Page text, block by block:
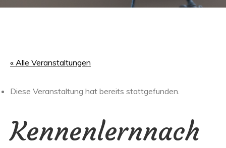
« Alle Veranstaltungen
Diese Veranstaltung hat bereits stattgefunden.
Kennenlernnach